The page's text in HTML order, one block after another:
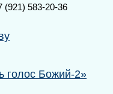
(921) 583-20-36
голос Божий-2»